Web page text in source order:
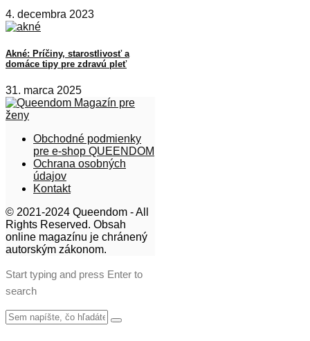
4. decembra 2023
Akné: Príčiny, starostlivosť a
domáce tipy pre zdravú pleť
31. marca 2025
Obchodné podmienky
pre e-shop QUEENDOM
Ochrana osobných
údajov
Kontakt
© 2021-2024 Queendom - All
Rights Reserved. Obsah
online magazínu je chránený
autorským zákonom.
Start typing and press Enter to
search